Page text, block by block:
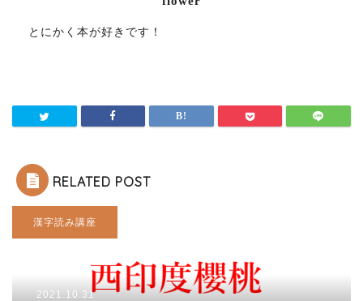
とにかく本が好きです！
RELATED POST
漢字読み講座
2021.10.31